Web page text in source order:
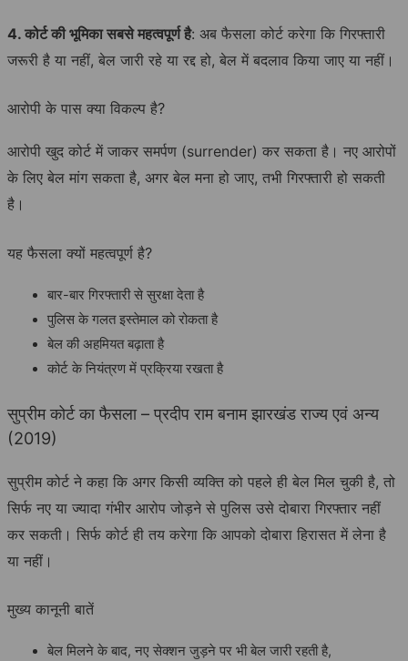
4. कोर्ट की भूमिका सबसे महत्वपूर्ण है: अब फैसला कोर्ट करेगा कि गिरफ्तारी
जरूरी है या नहीं, बेल जारी रहे या रद्द हो, बेल में बदलाव किया जाए या नहीं।
आरोपी के पास क्या विकल्प है?
आरोपी खुद कोर्ट में जाकर समर्पण (surrender) कर सकता है। नए आरोपों
के लिए बेल मांग सकता है, अगर बेल मना हो जाए, तभी गिरफ्तारी हो सकती
है।
यह फैसला क्यों महत्वपूर्ण है?
बार-बार गिरफ्तारी से सुरक्षा देता है
पुलिस के गलत इस्तेमाल को रोकता है
बेल की अहमियत बढ़ाता है
कोर्ट के नियंत्रण में प्रक्रिया रखता है
सुप्रीम कोर्ट का फैसला – प्रदीप राम बनाम झारखंड राज्य एवं अन्य
(2019)
सुप्रीम कोर्ट ने कहा कि अगर किसी व्यक्ति को पहले ही बेल मिल चुकी है, तो
सिर्फ नए या ज्यादा गंभीर आरोप जोड़ने से पुलिस उसे दोबारा गिरफ्तार नहीं
कर सकती। सिर्फ कोर्ट ही तय करेगा कि आपको दोबारा हिरासत में लेना है
या नहीं।
मुख्य कानूनी बातें
बेल मिलने के बाद, नए सेक्शन जुड़ने पर भी बेल जारी रहती है,